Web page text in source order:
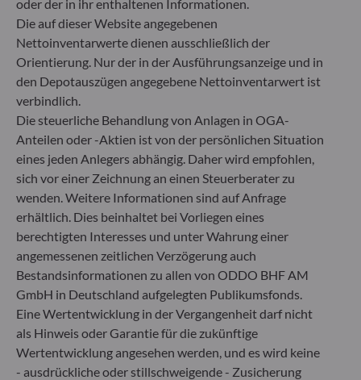
Gallusanlage 8
60329 Frankfurt am Main
Deutschland
+49 (0) 69 920 50 0
Von der Bundesanstalt für Finanzdienstleistungsaufsicht
(„BaFin“) zugelassene und beaufsichtigte
Fondsverwaltungsgesellschaft
Handelsregister : HRB 11971 Amtsgericht Düsseldorf
ODDO BHF Asset Management LUX
6, rue Gabriel Lippmann
L-5365 Munsbach
Luxemburg
+352 45 76 76 245
Von der Luxemburger Commission de Surveillance du
Secteur Financier (CSSF) zugelassene
Fondsverwaltungsgesellschaft, Handelsregisternummer: B
29891
oder der in ihr enthaltenen Informationen.
Die auf dieser Website angegebenen
Nettoinventarwerte dienen ausschließlich der
Orientierung. Nur der in der Ausführungsanzeige und in
den Depotauszügen angegebene Nettoinventarwert ist
verbindlich.
Die steuerliche Behandlung von Anlagen in OGA-
Anteilen oder -Aktien ist von der persönlichen Situation
eines jeden Anlegers abhängig. Daher wird empfohlen,
sich vor einer Zeichnung an einen Steuerberater zu
wenden. Weitere Informationen sind auf Anfrage
erhältlich. Dies beinhaltet bei Vorliegen eines
berechtigten Interesses und unter Wahrung einer
angemessenen zeitlichen Verzögerung auch
Bestandsinformationen zu allen von ODDO BHF AM
GmbH in Deutschland aufgelegten Publikumsfonds.
Eine Wertentwicklung in der Vergangenheit darf nicht
als Hinweis oder Garantie für die zukünftige
Wertentwicklung angesehen werden, und es wird keine
- ausdrückliche oder stillschweigende - Zusicherung